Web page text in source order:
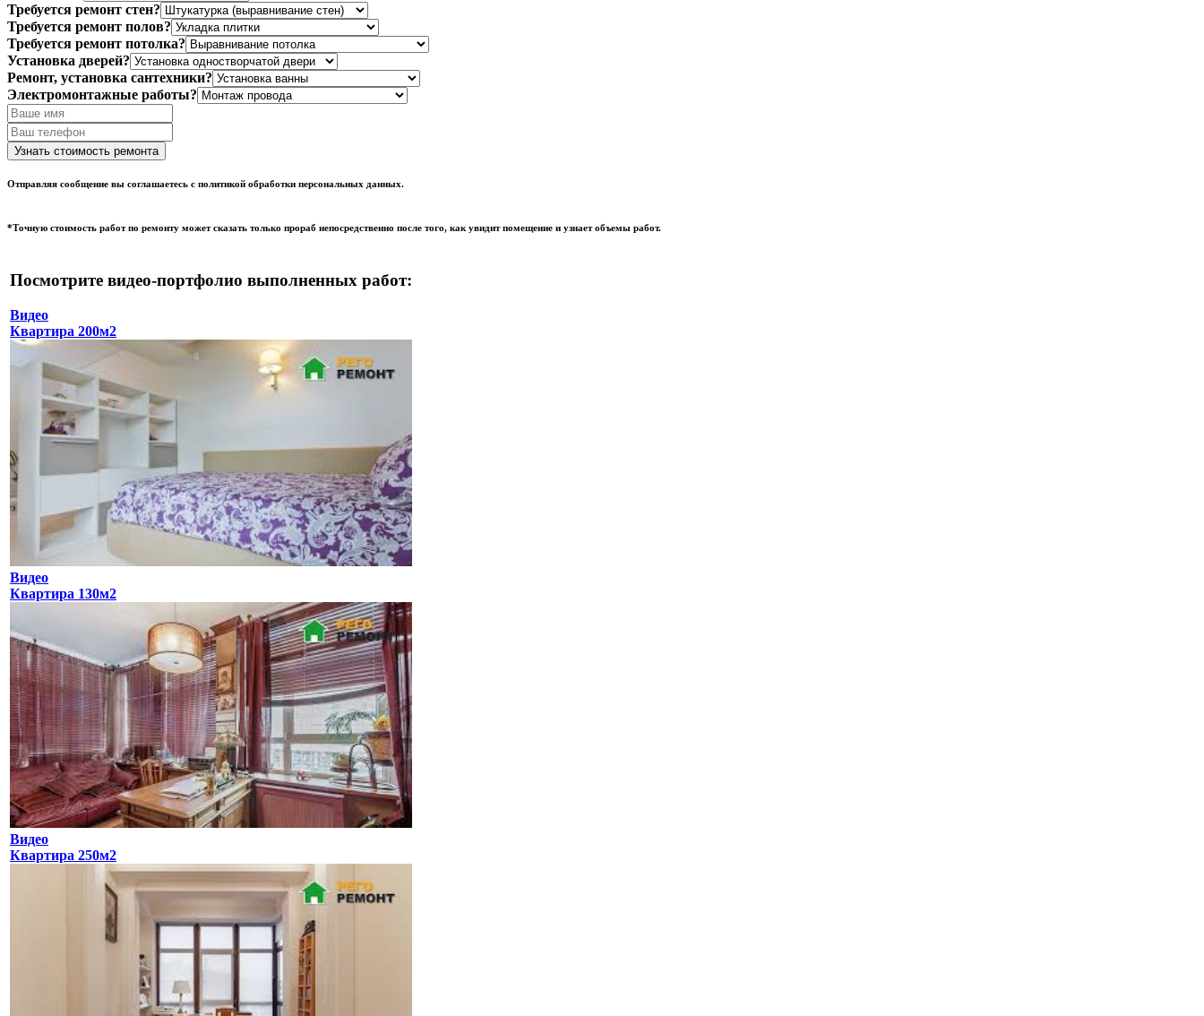
Требуется ремонт стен?
Требуется ремонт полов?
Требуется ремонт потолка?
Установка дверей?
Ремонт, установка сантехники?
Электромонтажные работы?
Отправляя сообщение вы соглашаетесь с политикой обработки персональных данных.
*Точную стоимость работ по ремонту может сказать только прораб непосредственно после того, как увидит помещение и узнает объемы работ.
Посмотрите видео-портфолио выполненных работ:
Видео
Квартира 200м2
Видео
Квартира 130м2
Видео
Квартира 250м2